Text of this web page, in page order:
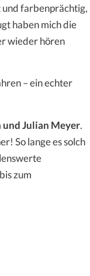
und farbenprächtig,
haben mich die
wieder hören
– ein echter
und Julian Meyer.
So lange es solch
zum